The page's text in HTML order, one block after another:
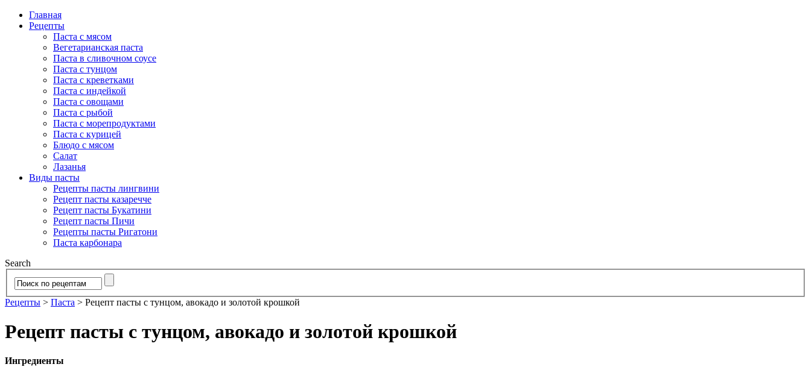
Главная
Рецепты
Паста с мясом
Вегетарианская паста
Паста в сливочном соусе
Паста с тунцом
Паста с креветками
Паста с индейкой
Паста с овощами
Паста с рыбой
Паста с морепродуктами
Паста с курицей
Блюдо с мясом
Салат
Лазанья
Виды пасты
Рецепты пасты лингвини
Рецепт пасты казаречче
Рецепт пасты Букатини
Рецепт пасты Пичи
Рецепты пасты Ригатони
Паста карбонара
Search
Рецепты > Паста > Рецепт пасты с тунцом, авокадо и золотой крошкой
Рецепт пасты с тунцом, авокадо и золотой крошкой
Ингредиенты